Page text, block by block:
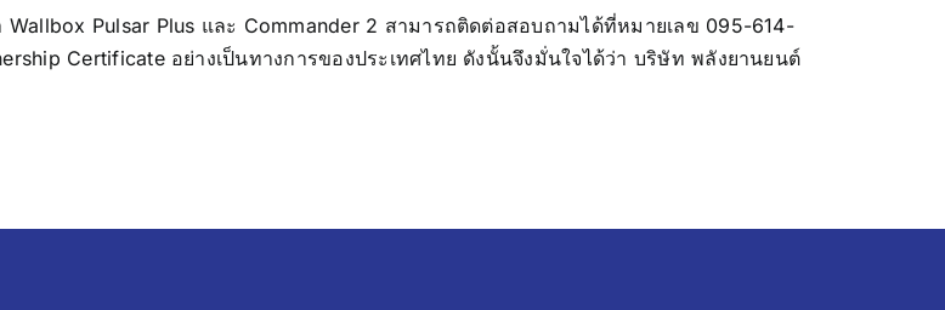
Wallbox Pulsar Plus และ Commander 2 สามารถติดต่อสอบถามได้ที่หมายเลข 095-614-
Certificate อย่างเป็นทางการของประเทศไทย ดังนั้นจึงมั่นใจได้ว่า บริษัท พลังยานยนต์